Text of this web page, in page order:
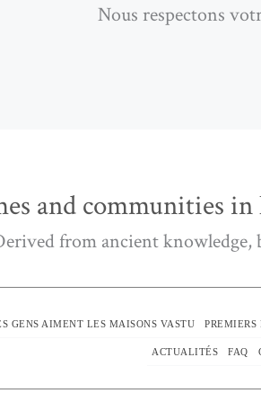
Nous respectons
and communities
from ancient knowledge,
GENS AIMENT LES MAISONS VASTU PREMIERS
ACTUALITÉS FAQ